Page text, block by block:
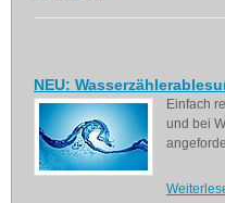
NEU:
Einfach
und bei